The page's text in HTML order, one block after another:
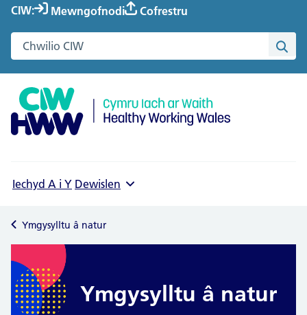
CIW: Mewngofnodi Cofrestru
Chwilio gwefan Cymru Iach ar Waith
Iechyd A i Y Dewislen
Ymgysylltu â natur
Ymgysylltu â natur